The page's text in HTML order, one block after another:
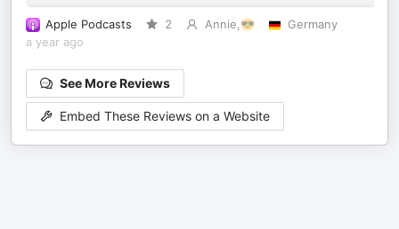
Apple Podcasts 2 Annie,😎
Germany
a year ago
See More Reviews
Embed These Reviews on a Website